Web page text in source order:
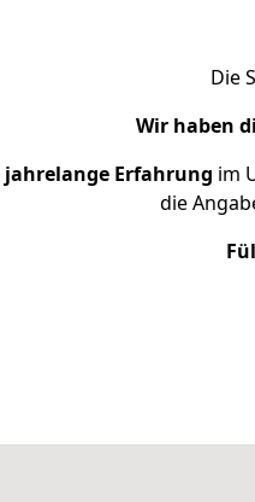
Die
Wir haben
jahrelange Erfahrung im
die